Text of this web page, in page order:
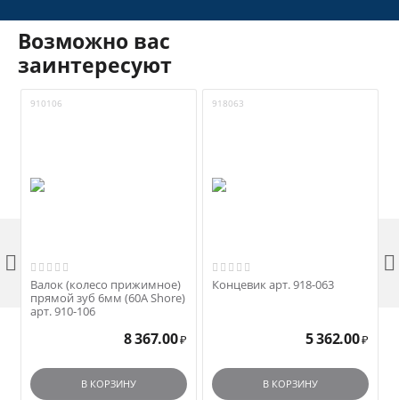
Возможно вас
заинтересуют
910106
Валок (колесо прижимное)
прямой зуб 6мм (60А Shore)
арт. 910-106
8 367.00 ₽
В КОРЗИНУ
918063
Концевик арт. 918-063
5 362.00 ₽
В КОРЗИНУ
 